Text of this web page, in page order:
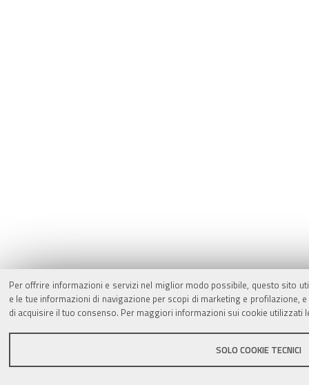
Per offrire informazioni e servizi nel miglior modo possibile, questo sito
e le tue informazioni di navigazione per scopi di marketing e
di acquisire il tuo consenso. Per maggiori informazioni sui cookie utilizzati
SOLO COOKIE TECNICI